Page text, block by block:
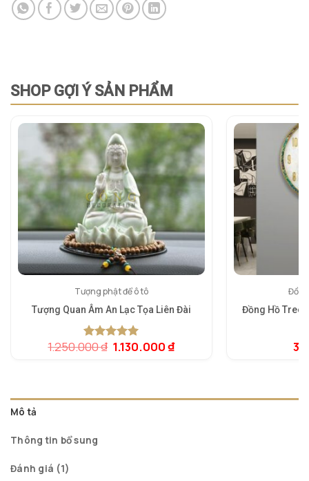
SHOP GỢI Ý SẢN PHẨM
Tượng phật để ô tô
Tượng Quan Âm An Lạc Tọa Liên Đài
5.00trên 5
1
1.250.000₫ Giá
1.130.000₫Giá
Đồng Hồ Treo
Mô tả
Thông tin bổ sung
Đánh giá (1)